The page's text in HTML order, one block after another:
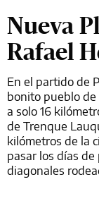
Nueva
Rafael
En el partido de
bonito pueblo
a solo 16
de Trenque
kilómetros de la
pasar los días
diagonales